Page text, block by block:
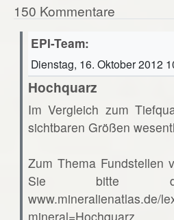
150 Kommentare
EPI-Team:
Dienstag, 16. Oktober 2012
Hochquarz
Im Vergleich zum
sichtbaren Größen
Zum Thema Fundstellen
Sie bitte die
www.mineralienatlas.de/
mineral=Hochquarz